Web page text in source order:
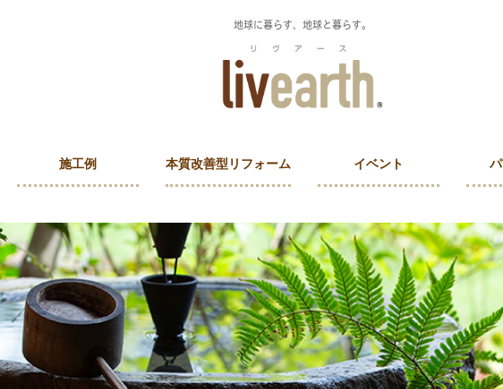
地球に暮らす、地球と暮らす。
施工例 本質改善型リフォーム イベント